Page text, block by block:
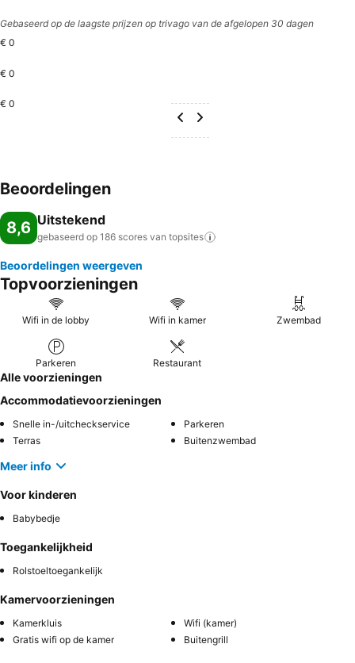
Gebaseerd op de laagste prijzen op trivago van de afgelopen 30 dagen
€ 0
€ 0
€ 0
Beoordelingen
8,6 Uitstekend
gebaseerd op 186 scores van topsites
Beoordelingen weergeven
Topvoorzieningen
Wifi in de lobby Wifi in kamer Zwembad
Parkeren Restaurant
Alle voorzieningen
Accommodatievoorzieningen
Snelle in-/uitcheckservice
Parkeren
Terras
Buitenzwembad
Meer info
Voor kinderen
Babybedje
Toegankelijkheid
Rolstoeltoegankelijk
Kamervoorzieningen
Kamerkluis
Wifi (kamer)
Gratis wifi op de kamer
Buitengrill